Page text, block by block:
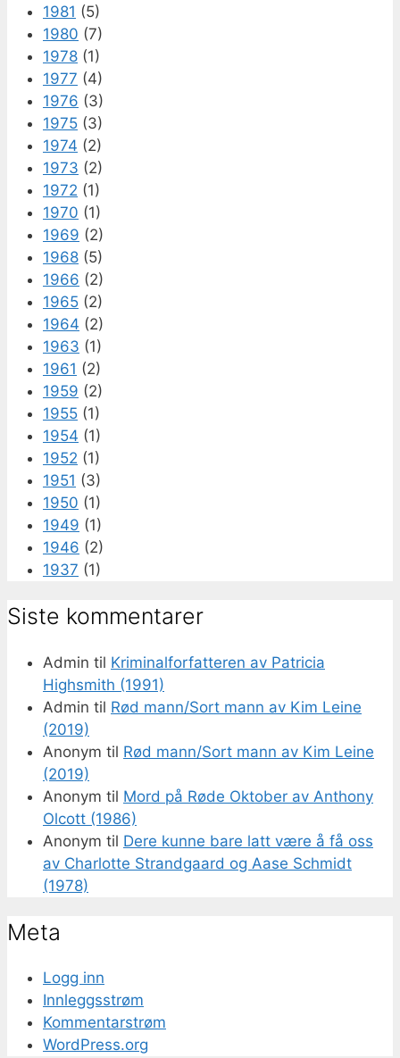
1981 (5)
1980 (7)
1978 (1)
1977 (4)
1976 (3)
1975 (3)
1974 (2)
1973 (2)
1972 (1)
1970 (1)
1969 (2)
1968 (5)
1966 (2)
1965 (2)
1964 (2)
1963 (1)
1961 (2)
1959 (2)
1955 (1)
1954 (1)
1952 (1)
1951 (3)
1950 (1)
1949 (1)
1946 (2)
1937 (1)
Siste kommentarer
Admin til Kriminalforfatteren av Patricia
Highsmith (1991)
Admin til Rød mann/Sort mann av Kim Leine
(2019)
Anonym til Rød mann/Sort mann av Kim Leine
(2019)
Anonym til Mord på Røde Oktober av Anthony
Olcott (1986)
Anonym til Dere kunne bare latt være å få oss
av Charlotte Strandgaard og Aase Schmidt
(1978)
Meta
Logg inn
Innleggsstrøm
Kommentarstrøm
WordPress.org